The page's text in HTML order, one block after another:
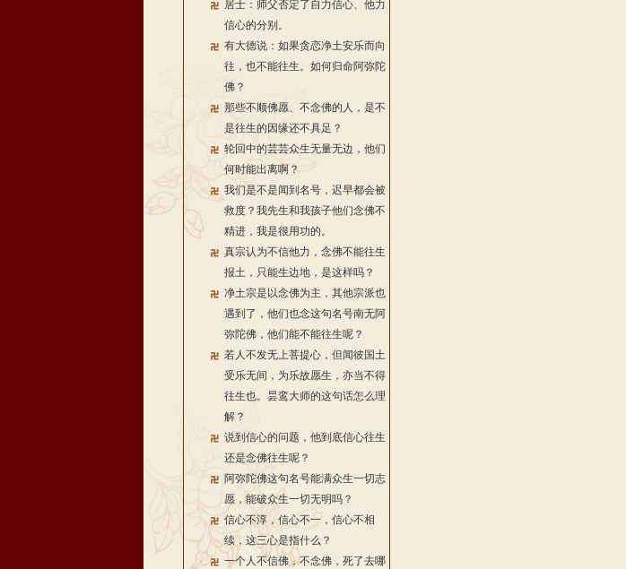
居士：师父否定了自力信心、他力
信心的分别。
有大德说：如果贪恋净土安乐而向
往，也不能往生。如何归命阿弥陀
佛？
那些不顺佛愿、不念佛的人，是不
是往生的因缘还不具足？
轮回中的芸芸众生无量无边，他们
何时能出离啊？
我们是不是闻到名号，迟早都会被
救度？我先生和我孩子他们念佛不
精进，我是很用功的。
真宗认为不信他力，念佛不能往生
报土，只能生边地，是这样吗？
净土宗是以念佛为主，其他宗派也
遇到了，他们也念这句名号南无阿
弥陀佛，他们能不能往生呢？
若人不发无上菩提心，但闻彼国土
受乐无间，为乐故愿生，亦当不得
往生也。昙鸾大师的这句话怎么理
解？
说到信心的问题，他到底信心往生
还是念佛往生呢？
阿弥陀佛这句名号能满众生一切志
愿，能破众生一切无明吗？
信心不淳，信心不一，信心不相
续，这三心是指什么？
一个人不信佛，不念佛，死了去哪